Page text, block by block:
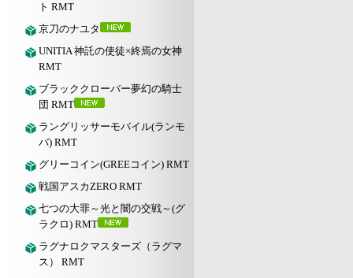
ト RMT
京刀のナユタ
UNITIA 神託の使徒×終焉の女神
RMT
ブラッククローバー夢幻の騎士
団 RMT
ラングリッサーモバイル(ランモ
バ) RMT
グリーコイン(GREEコイン) RMT
戦国アスカZERO RMT
七つの大罪～光と闇の交戦～(グ
ラクロ) RMT
ラグナロクマスターズ（ラグマ
ス） RMT